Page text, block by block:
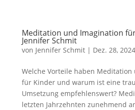
Meditation und Imagination
Jennifer Schmit
von Jennifer Schmit| Dez. 28, 2024
Welche Vorteile haben
für Kinder und warum ist eine
Umsetzung empfehlenswert?
letzten Jahrzehnten zunehmend